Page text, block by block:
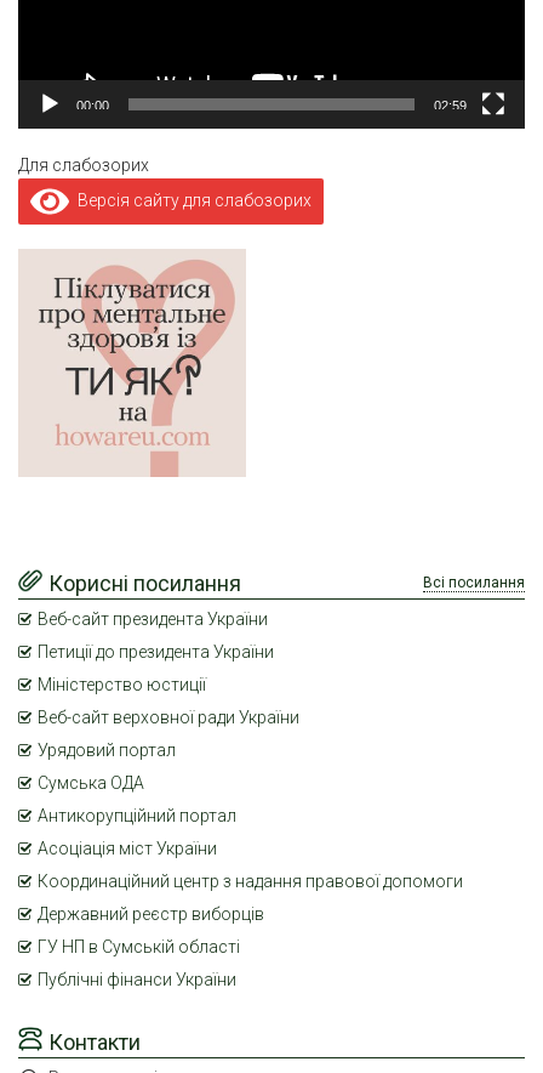
00:00 02:59
Для слабозорих
Версія сайту для слабозорих
Контакти
Корисні посилання Всі посилання
Веб-сайт президента України
Петиції до президента України
Міністерство юстиції
Веб-сайт верховної ради України
Урядовий портал
Сумська ОДА
Антикорупційний портал
Асоціація міст України
Координаційний центр з надання правової допомоги
Державний реєстр виборців
ГУ НП в Сумській області
Публічні фінанси України